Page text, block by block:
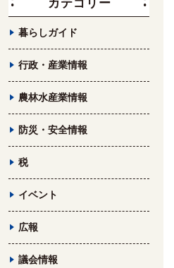
カテゴリー
暮らしガイド
行政・産業情報
農林水産業情報
防災・安全情報
税
イベント
広報
議会情報